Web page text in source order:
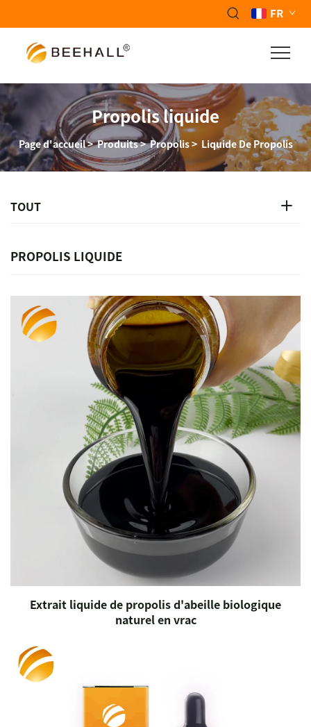
FR
Propolis liquide
Page d'accueil>Produits>Propolis> Liquide De Propolis
TOUT
PROPOLIS LIQUIDE
Extrait liquide de propolis d'abeille biologique
naturel en vrac